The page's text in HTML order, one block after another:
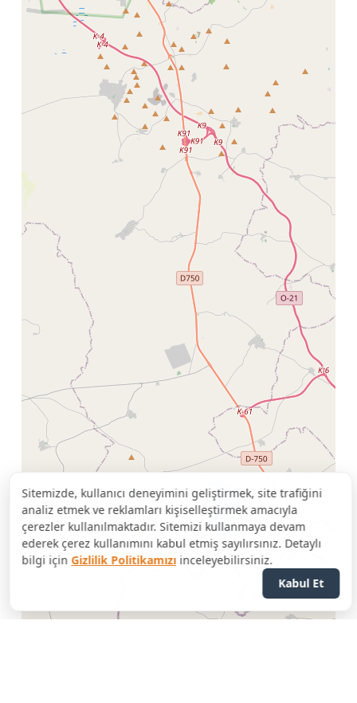
Sitemizde, kullanıcı deneyimini geliştirmek, site trafiğini
analiz etmek ve reklamları kişiselleştirmek amacıyla
çerezler kullanılmaktadır. Sitemizi kullanmaya devam
ederek çerez kullanımını kabul etmiş sayılırsınız. Detaylı
bilgi için Gizlilik Politikamızı inceleyebilirsiniz.
Kabul Et